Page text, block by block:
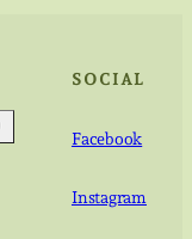
SOCIAL
Facebook
Instagram